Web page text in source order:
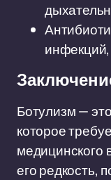
Ботулизм —
которое
медицинского
его редкость,